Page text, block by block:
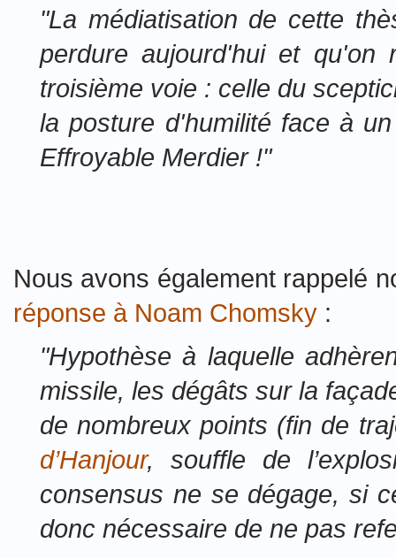
"La médiatisation de cette
perdure aujourd'hui et
troisième voie : celle du
la posture d'humilité face à
Effroyable Merdier !"
Nous avons également rappelé
réponse à Noam Chomsky :
"Hypothèse à laquelle
missile, les dégâts sur la
de nombreux points (fin de
d’Hanjour, souffle de
consensus ne se dégage, si
donc nécessaire de ne pas